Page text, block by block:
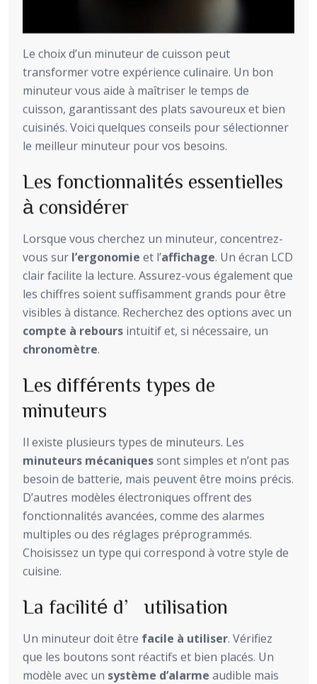
Le choix d’un minuteur de cuisson peut
transformer votre expérience culinaire. Un bon
minuteur vous aide à maîtriser le temps de
cuisson, garantissant des plats savoureux et bien
cuisinés. Voici quelques conseils pour sélectionner
le meilleur minuteur pour vos besoins.
Les fonctionnalités essentielles
à considérer
Lorsque vous cherchez un minuteur, concentrez-
vous sur l’ergonomie et l’affichage. Un écran LCD
clair facilite la lecture. Assurez-vous également que
les chiffres soient suffisamment grands pour être
visibles à distance. Recherchez des options avec un
compte à rebours intuitif et, si nécessaire, un
chronomètre.
Les différents types de
minuteurs
Il existe plusieurs types de minuteurs. Les
minuteurs mécaniquessont simples et n’ont pas
besoin de batterie, mais peuvent être moins précis.
D’autres modèles électroniques offrent des
fonctionnalités avancées, comme des alarmes
multiples ou des réglages préprogrammés.
Choisissez un type qui correspond à votre style de
cuisine.
La facilité d’utilisation
Un minuteur doit être facile à utiliser. Vérifiez
que les boutons sont réactifs et bien placés. Un
modèle avec un système d’alarme audible mais